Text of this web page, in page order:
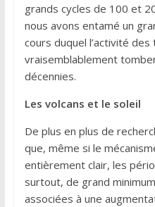
grands cycles de 100 et
nous avons entamé un
cours duquel l’activité
vraisemblablement
décennies.
Les volcans et le soleil
De plus en plus de
que, même si le
entièrement clair, les
surtout, de grand
associées à une